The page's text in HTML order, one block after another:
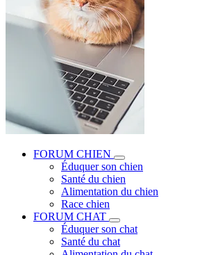
FORUM CHIEN
Éduquer son chien
Santé du chien
Alimentation du chien
Race chien
FORUM CHAT
Éduquer son chat
Santé du chat